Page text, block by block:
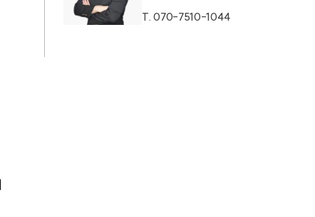
T.070-7510-1044